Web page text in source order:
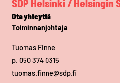
SDP Helsinki / Helsingin
Ota yhteyttä
Toiminnanjohtaja
Tuomas Finne
p. 050 374 0315
tuomas.finne@sdp.fi